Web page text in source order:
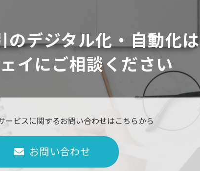
のデジタル化・自動化は
イにご相談ください
ービスに関するお問い合わせはこちらから
お問い合わせ